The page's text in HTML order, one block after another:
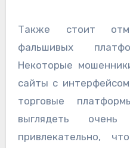
Также стоит
фальшивых
Некоторые
сайты с
торговые
выглядеть очень
привлекательно,